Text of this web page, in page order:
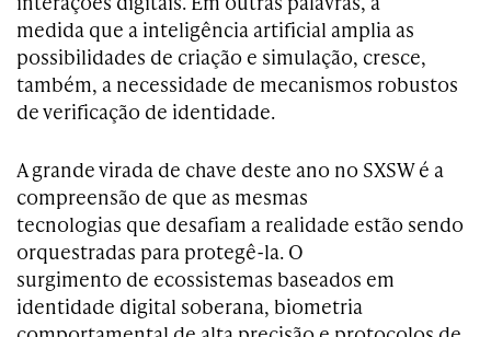
medida que a inteligência artificial amplia as
possibilidades de criação e simulação, cresce,
também, a necessidade de mecanismos robustos
de verificação de identidade.
A grande virada de chave deste ano no SXSW é a
compreensão de que as mesmas
tecnologias que desafiam a realidade estão sendo
orquestradas para protegê-la. O
surgimento de ecossistemas baseados em
identidade digital soberana, biometria